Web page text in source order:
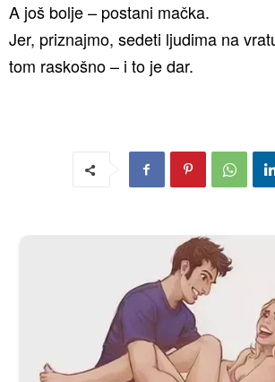
A još bolje – postani mačka.
Jer, priznajmo, sedeti ljudima na
tom raskošno – i to je dar.